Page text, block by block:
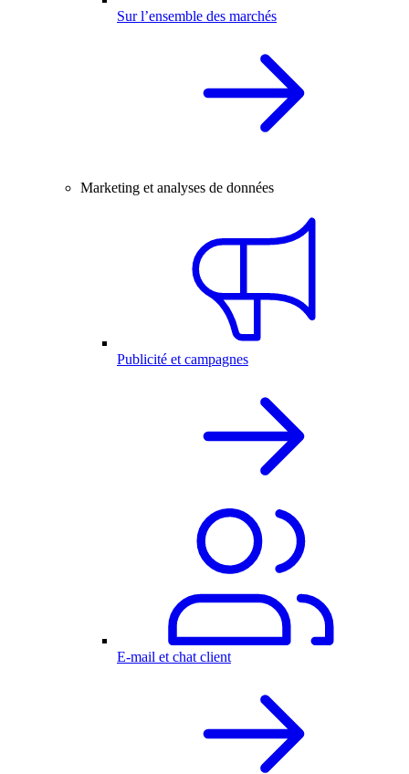
Sur l’ensemble des marchés
Marketing et analyses de données
Publicité et campagnes
E-mail et chat client